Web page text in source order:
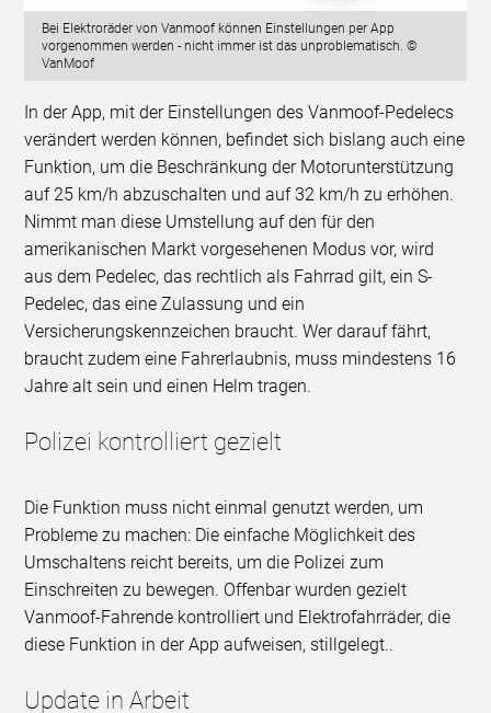
Bei Elektroräder von Vanmoof können Einstellungen per App
vorgenommen werden - nicht immer ist das unproblematisch. ©
VanMoof
In der App, mit der Einstellungen des Vanmoof-Pedelecs
verändert werden können, befindet sich bislang auch eine
Funktion, um die Beschränkung der Motorunterstützung
auf 25 km/h abzuschalten und auf 32 km/h zu erhöhen.
Nimmt man diese Umstellung auf den für den
amerikanischen Markt vorgesehenen Modus vor, wird
aus dem Pedelec, das rechtlich als Fahrrad gilt, ein S-
Pedelec, das eine Zulassung und ein
Versicherungskennzeichen braucht. Wer darauf fährt,
braucht zudem eine Fahrerlaubnis, muss mindestens 16
Jahre alt sein und einen Helm tragen.
Polizei kontrolliert gezielt
Die Funktion muss nicht einmal genutzt werden, um
Probleme zu machen: Die einfache Möglichkeit des
Umschaltens reicht bereits, um die Polizei zum
Einschreiten zu bewegen. Offenbar wurden gezielt
Vanmoof-Fahrende kontrolliert und Elektrofahrräder, die
diese Funktion in der App aufweisen, stillgelegt..
Update in Arbeit